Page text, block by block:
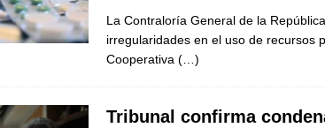
La Contraloría General de la
irregularidades en el uso de recursos
Cooperativa (…)
Tribunal confirma